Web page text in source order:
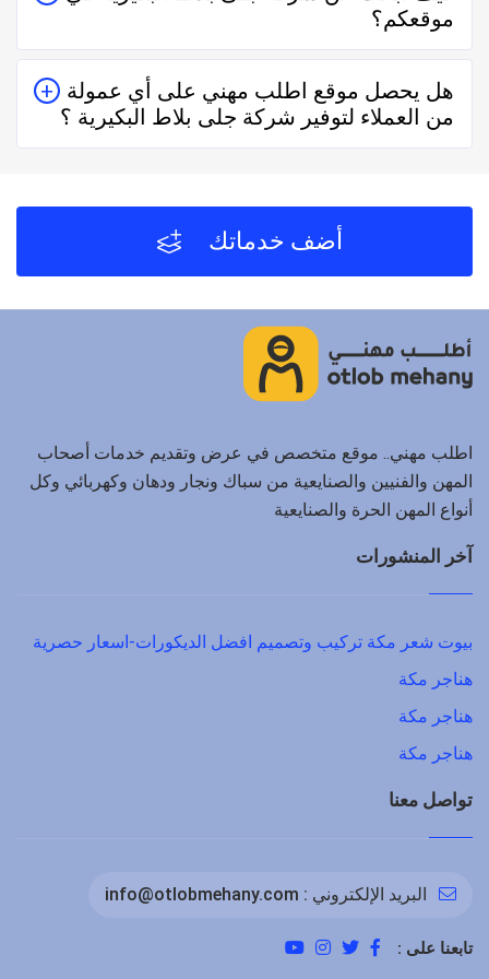
حقيقيين وهذا يدل على جودة الخدمة.
موقعكم؟
يُمكنك البحث عن شركة جلى بلاط البكيرية في موقعنا من
خلال تحديد المنطقة ثم تحديد المهنة وإختيار الفني الأقرب
إليك والأفضل تقييماً فموقع اطلب مهني يعتمد على تقييم
الفنيين والشركات من خلال العملاء بعد كل زيارة لهم.
هل يحصل موقع اطلب مهني على أي عمولة
من العملاء لتوفير شركة جلى بلاط البكيرية ؟
أضف خدماتك
اطلب مهني.. موقع متخصص في عرض وتقديم خدمات أصحاب
المهن والفنيين والصنايعية من سباك ونجار ودهان وكهربائي وكل
أنواع المهن الحرة والصنايعية
آخر المنشورات
بيوت شعر مكة تركيب وتصميم افضل الديكورات-اسعار حصرية
هناجر مكة
هناجر مكة
هناجر مكة
تواصل معنا
البريد الإلكتروني : info@otlobmehany.com
تابعنا على :